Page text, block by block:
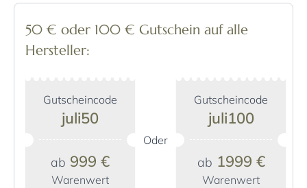
50 € oder 100 € Gutschein auf alle
Hersteller:
Gutscheincode
juli50
ab 999 €
Warenwert
Oder
Gutscheincode
juli100
ab 1999 €
Warenwert